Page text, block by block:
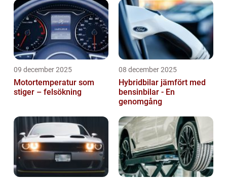
09 december 2025
Motortemperatur som
stiger – felsökning
08 december 2025
Hybridbilar jämfört med
bensinbilar - En
genomgång